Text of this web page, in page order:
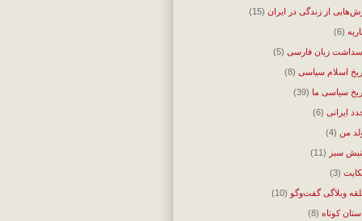
از زندگی در ایران (15)
(6)
زبان فارسی (5)
اسلام سیاسی (8)
سیاسی ما (39)
ایرانی (6)
من (4)
سبز (11)
(3)
وبلاگی گفت‌وگو (10)
کوتاه (8)